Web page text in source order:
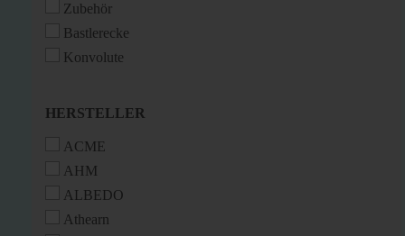
Zubehör
Bastlerecke
Konvolute
HERSTELLER
HERSTELLER
ACME
AHM
ALBEDO
Athearn